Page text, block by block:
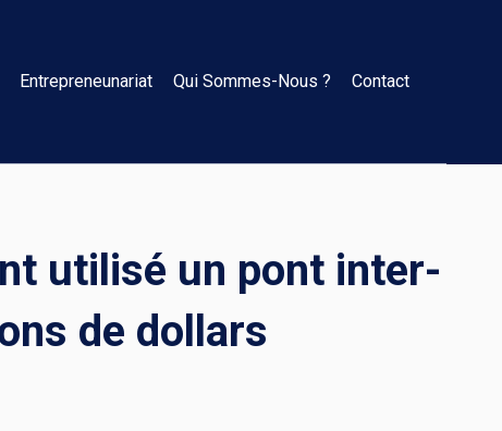
Entrepreneunariat Qui Sommes-Nous ? Contact
utilisé un pont inter-
de dollars